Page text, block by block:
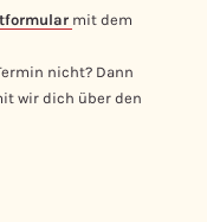
mit dem
nicht? Dann
wir dich über den